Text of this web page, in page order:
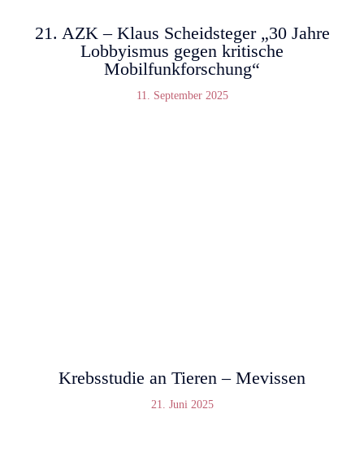
21. AZK – Klaus Scheidsteger „30 Jahre
Lobbyismus gegen kritische
Mobilfunkforschung“
11. September 2025
Krebsstudie an Tieren – Mevissen
21. Juni 2025